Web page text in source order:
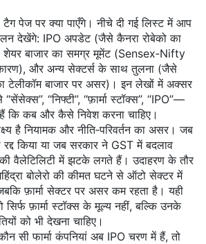
पेज पर क्या पाएँगे। नीचे दी गई लिस्ट में आप
देखेंगे: IPO अपडेट (जैसे कैनरा रोबेको का
शेयर बाजार का समग्र मूमेंट (Sensex‑Nifty
और अन्य सेक्टर्स के साथ तुलना (जैसे
टेलीकॉम बाजार पर असर)। इन लेखों में अक्सर
“निफ्टी”, “फ़ार्मा स्टॉक्स”, “IPO”—
कि कब और कैसे निवेश करना चाहिए।
है नियामक और नीति‑परिवर्तन का असर। जब
किया या जब सरकार ने GST में बदलाव
की वैलेटिलिटी में झटके लगते हैं। उदाहरण के तौर
बोलेरो की कीमत घटने से ऑटो सेक्टर में
फ़ार्मा सेक्टर पर असर कम रहता है। यही
फ़ार्मा स्टॉक्स के मूल्य नहीं, बल्कि उनके
को भी देखना चाहिए।
सी फार्मा कंपनियां अब IPO चरण में हैं, तो